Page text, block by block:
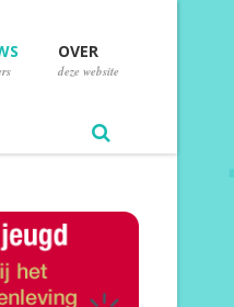
OVER
deze website